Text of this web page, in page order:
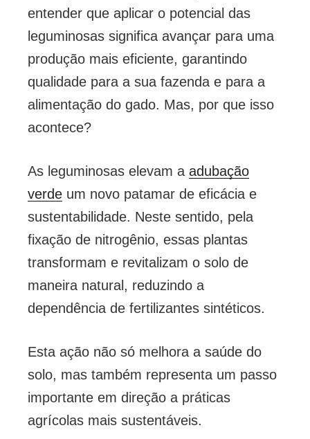
entender que aplicar o potencial das
leguminosas significa avançar para uma
produção mais eficiente, garantindo
qualidade para a sua fazenda e para a
alimentação do gado. Mas, por que isso
acontece?
As leguminosas elevam a adubação
verde um novo patamar de eficácia e
sustentabilidade. Neste sentido, pela
fixação de nitrogênio, essas plantas
transformam e revitalizam o solo de
maneira natural, reduzindo a
dependência de fertilizantes sintéticos.
Esta ação não só melhora a saúde do
solo, mas também representa um passo
importante em direção a práticas
agrícolas mais sustentáveis.